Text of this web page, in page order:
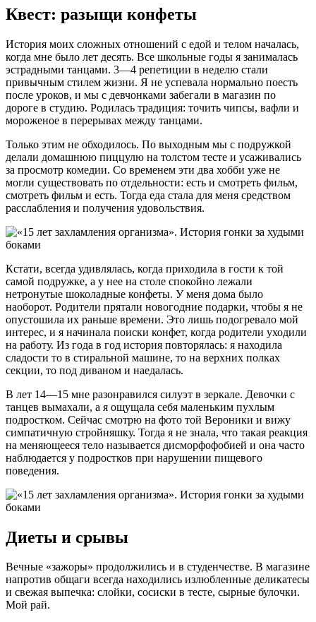
Квест: разыщи конфеты
История моих сложных отношений с едой и телом началась,
когда мне было лет десять. Все школьные годы я занималась
эстрадными танцами. 3—4 репетиции в неделю стали
привычным стилем жизни. Я не успевала нормально поесть
после уроков, и мы с девчонками забегали в магазин по
дороге в студию. Родилась традиция: точить чипсы, вафли и
мороженое в перерывах между танцами.
Только этим не обходилось. По выходным мы с подружкой
делали домашнюю пиццулю на толстом тесте и усаживались
за просмотр комедии. Со временем эти два хобби уже не
могли существовать по отдельности: есть и смотреть фильм,
смотреть фильм и есть. Тогда еда стала для меня средством
расслабления и получения удовольствия.
Кстати, всегда удивлялась, когда приходила в гости к той
самой подружке, а у нее на столе спокойно лежали
нетронутые шоколадные конфеты. У меня дома было
наоборот. Родители прятали новогодние подарки, чтобы я не
опустошила их раньше времени. Это лишь подогревало мой
интерес, и я начинала поиски конфет, когда родители уходили
на работу. Из года в год история повторялась: я находила
сладости то в стиральной машине, то на верхних полках
секции, то под диваном и наедалась.
В лет 14—15 мне разонравился силуэт в зеркале. Девочки с
танцев вымахали, а я ощущала себя маленьким пухлым
подростком. Сейчас смотрю на фото той Вероники и вижу
симпатичную стройняшку. Тогда я не знала, что такая реакция
на меняющееся тело называется дисморфофобией и она часто
наблюдается у подростков при нарушении пищевого
поведения.
Диеты и срывы
Вечные «зажоры» продолжились и в студенчестве. В магазине
напротив общаги всегда находились излюбленные деликатесы
и свежая выпечка: слойки, сосиски в тесте, сырные булочки.
Мой рай.